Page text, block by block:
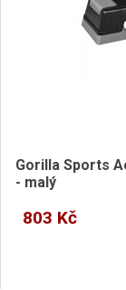
Gorilla Sports
- malý
803 Kč